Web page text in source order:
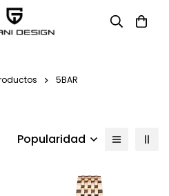
5BAR
Popularidad